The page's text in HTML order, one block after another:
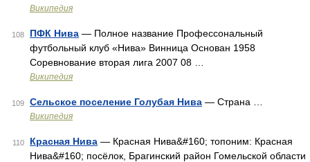
Википедия
108 ПФК Нива — Полное название Профессональный
футбольный клуб «Нива» Винница Основан 1958
Соревнование вторая лига 2007 08 …
Википедия
109 Сельское поселение Голубая Нива — Страна …
Википедия
110 Красная Нива — Красная Нива&#160; топоним: Красная
Нива&#160; посёлок, Брагинский район Гомельской области